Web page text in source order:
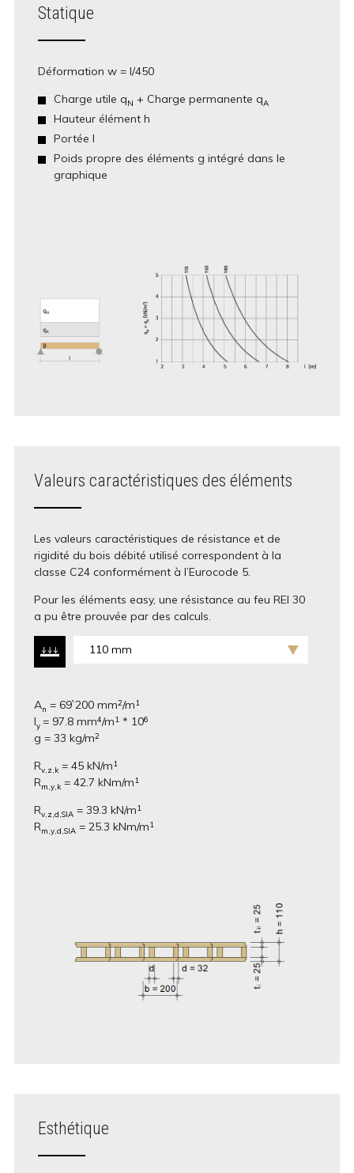
Statique
Déformation w = I/450
Charge utile qN + Charge permanente qA
Hauteur élément h
Portée I
Poids propre des éléments g intégré dans le
graphique
Valeurs caractéristiques des éléments
Les valeurs caractéristiques de résistance et de
rigidité du bois débité utilisé correspondent à la
classe C24 conformément à l’Eurocode 5.
Pour les éléments easy, une résistance au feu REI 30
a pu être prouvée par des calculs.
110 mm
An = 69`200 mm2/m1
Iy = 97.8 mm4/m1* 106
g = 33 kg/m2
Rv,z,k= 45 kN/m1
Rm,y,k= 42.7 kNm/m1
Rv,z,d,SIA = 39.3 kN/m1
Rm,y,d,SIA = 25.3 kNm/m1
Esthétique